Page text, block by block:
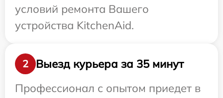
условий ремонта Вашего
устройства KitchenAid.
2
Выезд курьера за 35 минут
Профессионал с опытом приедет в